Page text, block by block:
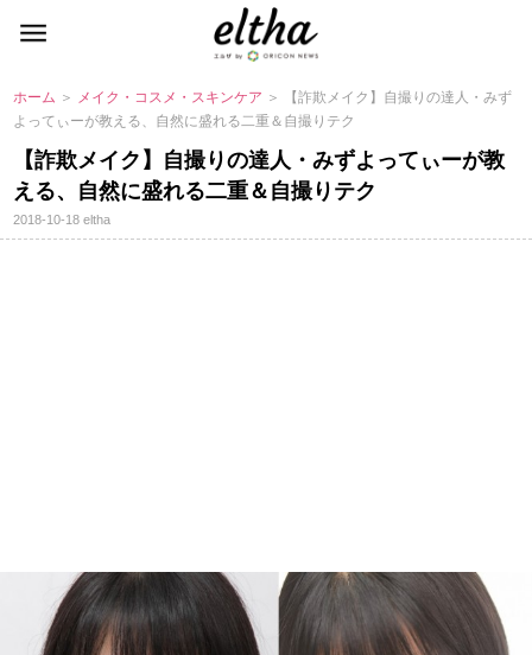
ホーム ＞ メイク・コスメ・スキンケア ＞ 【詐欺メイク】自撮りの達人・みず
よってぃーが教える、自然に盛れる二重＆自撮りテク
【詐欺メイク】自撮りの達人・みずよってぃーが教
える、自然に盛れる二重＆自撮りテク
2018-10-18eltha